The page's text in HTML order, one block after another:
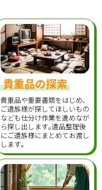
貴重品の探索
貴重品や重要書類をはじめ､
ご遺族様が探してほしいもの
なども仕分け作業を進めなが
ら探し出します｡遺品整理後
にご遺族様にまとめてお渡し
します｡